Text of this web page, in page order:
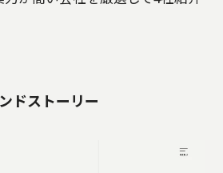
ドストーリー